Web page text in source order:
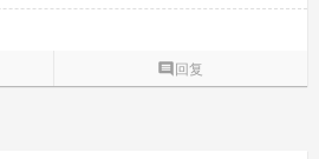
 回复